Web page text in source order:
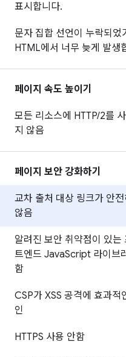
표시합니다.
문자 집합 선언이 누락되었
HTML에서 너무 늦게 발생
페이지 속도 높이기
모든 리소스에 HTTP/2를
지 않음
페이지 보안 강화하기
교차 출처 대상 링크가 안전
않음
알려진 보안 취약점이 있는
트엔드 JavaScript 라이브
함
CSP가 XSS 공격에 효과적
인
HTTPS 사용 안함